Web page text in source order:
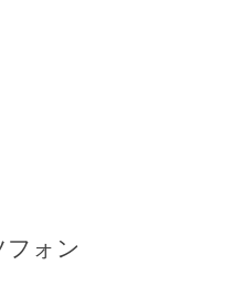
フォン